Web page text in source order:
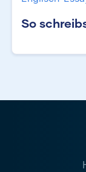
So